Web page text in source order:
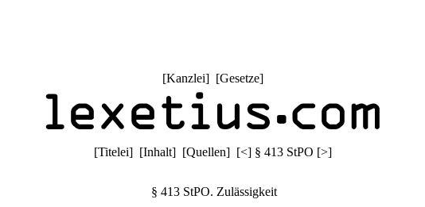
[Kanzlei] [Gesetze]
[Titelei] [Inhalt] [Quellen] [<] § 413 StPO [>]
§ 413 StPO. Zulässigkeit